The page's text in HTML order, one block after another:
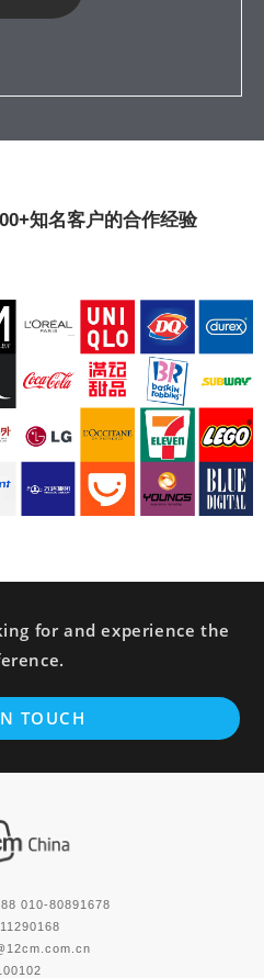
知名客户的合作经验
for and experience the
TOUCH
010-80891678